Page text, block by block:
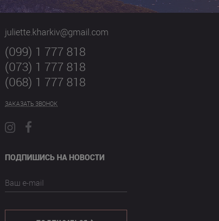
juliette.kharkiv@gmail.com
(099) 1 777 818
(073) 1 777 818
(068) 1 777 818
ЗАКАЗАТЬ ЗВОНОК
ПОДПИШИСЬ НА НОВОСТИ
Ваш e-mail